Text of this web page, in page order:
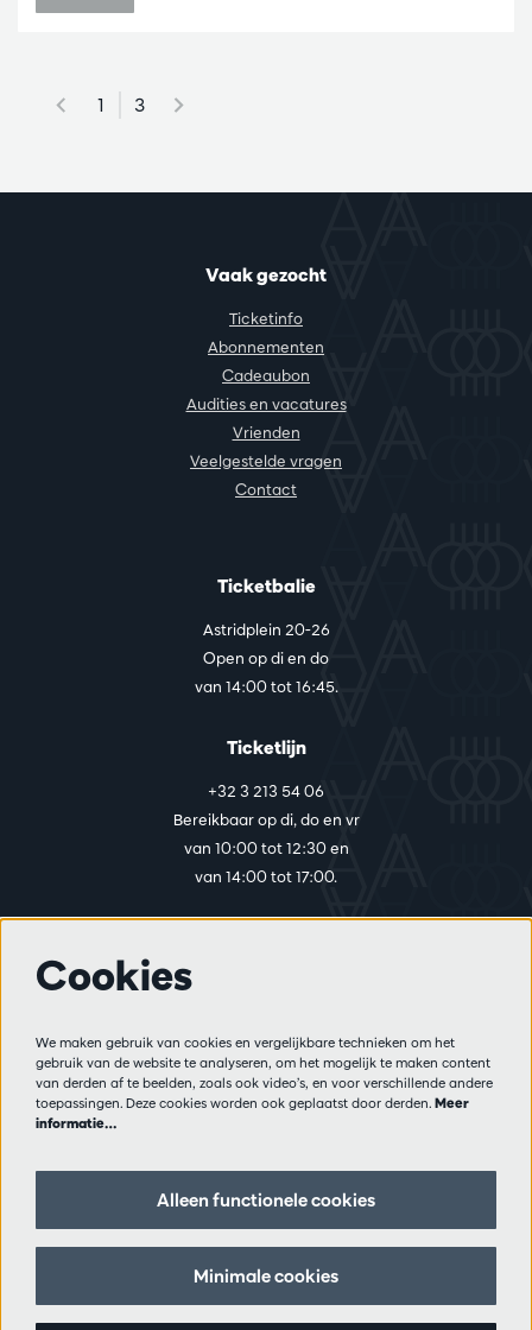
1 3
Vaak gezocht
Ticketinfo
Abonnementen
Cadeaubon
Audities en vacatures
Vrienden
Veelgestelde vragen
Contact
Ticketbalie
Astridplein 20-26
Open op di en do
van 14:00 tot 16:45.
Ticketlijn
+32 3 213 54 06
Bereikbaar op di, do en vr
van 10:00 tot 12:30 en
van 14:00 tot 17:00.
Privacy
Verkoopsvoorwaarden
Pers
Volg ons
Cookies
We maken gebruik van cookies en vergelijkbare technieken om het
gebruik van de website te analyseren, om het mogelijk te maken content
van derden af te beelden, zoals ook video’s, en voor verschillende andere
toepassingen. Deze cookies worden ook geplaatst door derden. Meer
informatie…
Alleen functionele cookies
Minimale cookies